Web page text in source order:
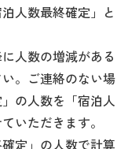
人数最終確定」と
人数の増減がある
。ご連絡のない場
の人数を「宿泊人
いただきます。
定」の人数で計算